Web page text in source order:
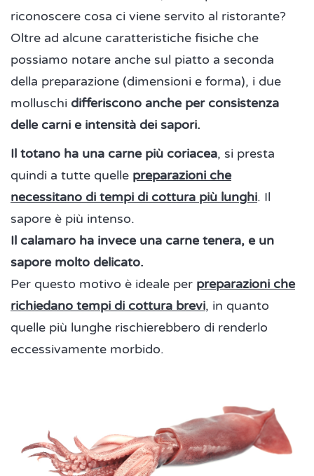
riconoscere cosa ci viene servito al ristorante?
Oltre ad alcune caratteristiche fisiche che
possiamo notare anche sul piatto a seconda
della preparazione (dimensioni e forma), i due
molluschi differiscono anche per consistenza
delle carni e intensità dei sapori.
Il totano ha una carne più coriacea, si presta
quindi a tutte quelle preparazioni che
necessitano di tempi di cottura più lunghi. Il
sapore è più intenso.
Il calamaro ha invece una carne tenera, e un
sapore molto delicato.
Per questo motivo è ideale per preparazioni che
richiedano tempi di cottura brevi, in quanto
quelle più lunghe rischierebbero di renderlo
eccessivamente morbido.